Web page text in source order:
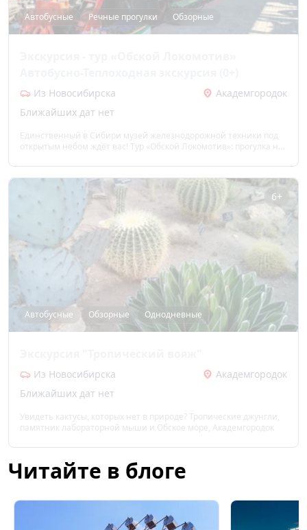
Автобусные Речные прогулки Обзорные
Из Новосибирска
Академгородок
Ближайших дат нет
Единственный в Сибири музей железнодорожной техники под
открытым небом ждёт вас! Тур «Обской Локомотив»: прогулка на
мышью, лисой и «Гусями», посещение уникальной экспозиции
поездов. Прикоснуться к истории, сделать яркие фото и открыть
Новосибирск с воды и суши.
6+
Автобусные Обзорные Однодневные
Из Новосибирска
Академгородок
Ближайших дат нет
Увидеть кактусы, которых нет в природе? Тропические джунгли,
памятник лабораторной мыши и Обское море, Академгородок
Читайте в блоге